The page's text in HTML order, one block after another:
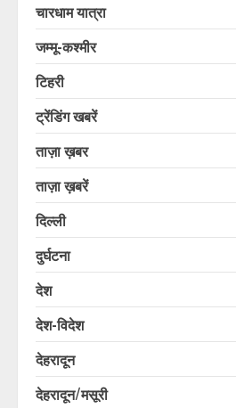
चारधाम यात्रा
जम्मू-कश्मीर
टिहरी
ट्रेंडिंग खबरें
ताज़ा ख़बर
ताज़ा ख़बरें
दिल्ली
दुर्घटना
देश
देश-विदेश
देहरादून
देहरादून/मसूरी